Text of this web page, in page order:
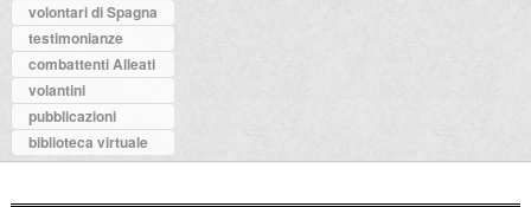
volontari di Spagna
testimonianze
combattenti Alleati
volantini
pubblicazioni
biblioteca virtuale